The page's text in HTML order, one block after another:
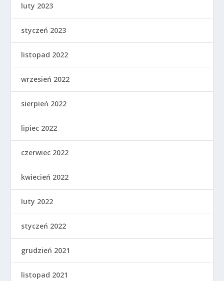
luty 2023
styczeń 2023
listopad 2022
wrzesień 2022
sierpień 2022
lipiec 2022
czerwiec 2022
kwiecień 2022
luty 2022
styczeń 2022
grudzień 2021
listopad 2021